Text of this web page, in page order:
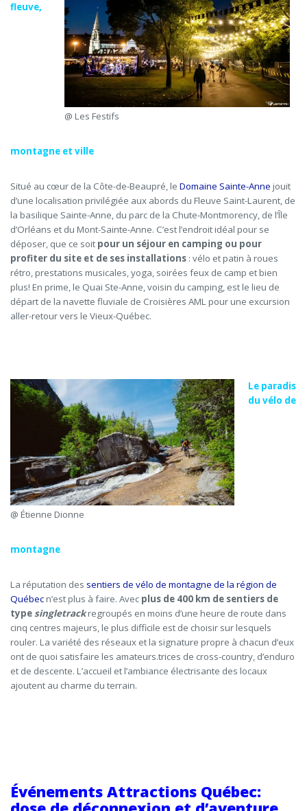
@ Les Festifs
fleuve,
montagne et ville
Situé au cœur de la Côte-de-Beaupré, le Domaine Sainte-Anne jouit
d’une localisation privilégiée aux abords du Fleuve Saint-Laurent, de
la basilique Sainte-Anne, du parc de la Chute-Montmorency, de l’Île
d’Orléans et du Mont-Sainte-Anne. C’est l’endroit idéal pour se
déposer, que ce soit pour un séjour en camping ou pour
profiter du site et de ses installations : vélo et patin à roues
rétro, prestations musicales, yoga, soirées feux de camp et bien
plus! En prime, le Quai Ste-Anne, voisin du camping, est le lieu de
départ de la navette fluviale de Croisières AML pour une excursion
aller-retour vers le Vieux-Québec.
@ Étienne Dionne
Le paradis
du vélo de
montagne
La réputation des sentiers de vélo de montagne de la région de
Québecn’estplus à faire. Avec plus de 400 km de sentiers de
typesingletrackregroupés en moins d’une heure de route dans
cinq centres majeurs, le plus difficile est de choisir sur lesquels
rouler. La variété des réseaux et la signature propre à chacun d’eux
ont de quoi satisfaire les amateurs.trices de cross-country, d’enduro
et de descente. L’accueil et l’ambiance électrisante des locaux
ajoutent au charme du terrain.
Événements Attractions Québec: